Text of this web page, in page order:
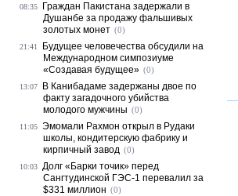
08:35
Граждан Пакистана задержали в
Душанбе за продажу фальшивых
золотых монет (0)
21:41
Будущее человечества обсудили на
Международном симпозиуме
«Создавая будущее» (0)
13:07
В Канибадаме задержаны двое по
факту загадочного убийства
молодого мужчины (0)
11:05 Эмомали Рахмон открыл в Рудаки
школы, кондитерскую фабрику и
кирпичный завод (0)
10:03 Долг «Барки точик» перед
Сангтудинской ГЭС-1 перевалил за
$331 миллион (0)